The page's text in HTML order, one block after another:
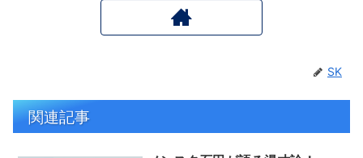
SK
関連記事